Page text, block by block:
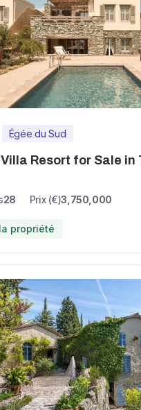
Égée du Sud
Resort for Sale in
28 Prix (€)3,750,000
propriété